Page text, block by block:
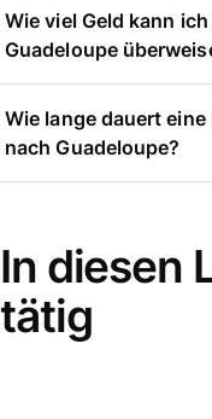
Wie viel Geld kann
Guadeloupe
Wie lange dauert
nach Guadeloupe?
In diesen
tätig